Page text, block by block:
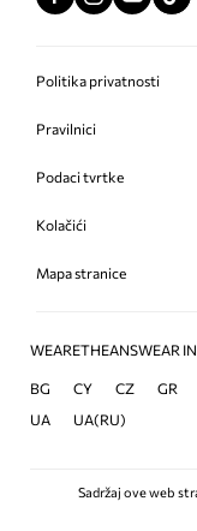
Politika privatnosti
Pravilnici
Podaci tvrtke
Kolačići
Mapa stranice
WEARETHEANSWEAR
BG CY CZ GR
UA
UA(RU)
Sadržaj ove web